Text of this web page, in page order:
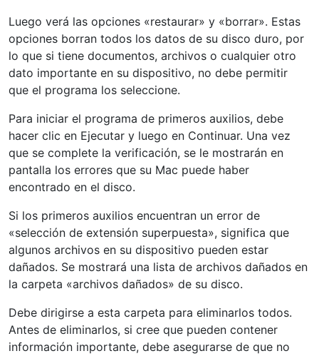
Luego verá las opciones «restaurar» y «borrar». Estas
opciones borran todos los datos de su disco duro, por
lo que si tiene documentos, archivos o cualquier otro
dato importante en su dispositivo, no debe permitir
que el programa los seleccione.
Para iniciar el programa de primeros auxilios, debe
hacer clic en Ejecutar y luego en Continuar. Una vez
que se complete la verificación, se le mostrarán en
pantalla los errores que su Mac puede haber
encontrado en el disco.
Si los primeros auxilios encuentran un error de
«selección de extensión superpuesta», significa que
algunos archivos en su dispositivo pueden estar
dañados. Se mostrará una lista de archivos dañados en
la carpeta «archivos dañados» de su disco.
Debe dirigirse a esta carpeta para eliminarlos todos.
Antes de eliminarlos, si cree que pueden contener
información importante, debe asegurarse de que no